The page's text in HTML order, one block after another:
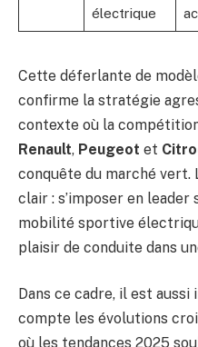
électrique
Cette déferlante de
confirme la stratégie
contexte où la
Renault, Peugeot et
conquête du marché vert.
clair : s’imposer en
mobilité sportive
plaisir de conduite dans
Dans ce cadre, il est
compte les évolutions
où les tendances 2025